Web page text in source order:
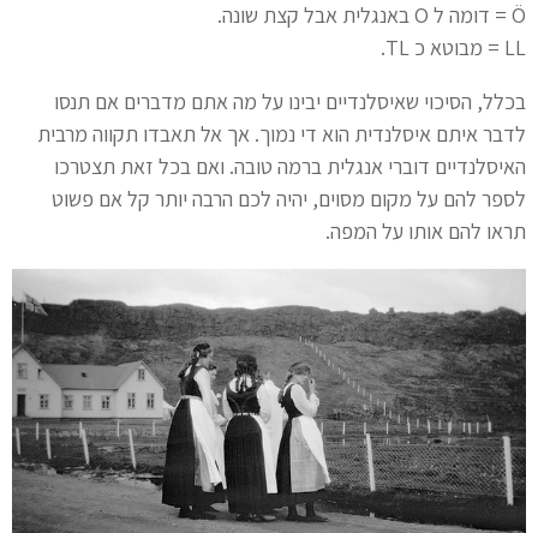
Ö = דומה ל O באנגלית אבל קצת שונה.
LL = מבוטא כ TL.
בכלל, הסיכוי שאיסלנדיים יבינו על מה אתם מדברים אם תנסו
לדבר איתם איסלנדית הוא די נמוך. אך אל תאבדו תקווה מרבית
האיסלנדיים דוברי אנגלית ברמה טובה. ואם בכל זאת תצטרכו
לספר להם על מקום מסוים, יהיה לכם הרבה יותר קל אם פשוט
תראו להם אותו על המפה.